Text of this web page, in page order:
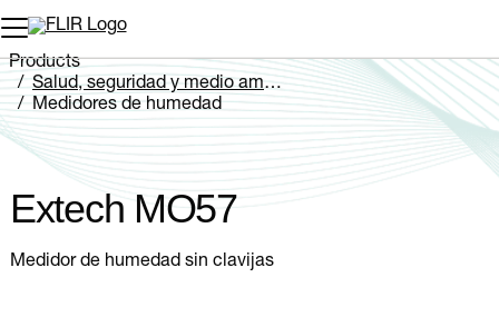
Products
Salud, seguridad y medio ambiente
Medidores de humedad
Extech MO57
Extech MO57
Medidor de humedad sin clavijas